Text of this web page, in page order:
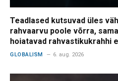
Teadlased kutsuvad üles
rahvaarvu poole võrra,
hoiatavad rahvastikukrahhi
GLOBALISM 6. aug. 2026